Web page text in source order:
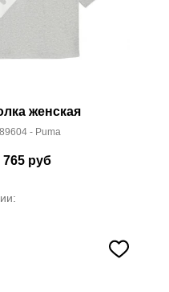
женская
- Puma
765руб